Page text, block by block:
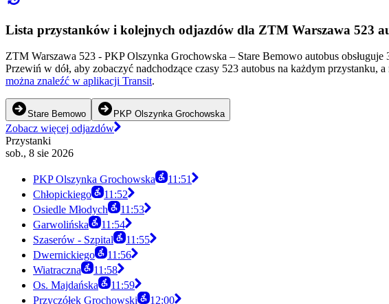
Lista przystanków i kolejnych odjazdów dla ZTM Warszawa 523
ZTM Warszawa 523 - PKP Olszynka Grochowska – Stare Bemowo autobus
Przewiń w dół, aby zobaczyć nadchodzące czasy 523 autobus na każdym przystanku,
można znaleźć w aplikacji Transit.
Stare Bemowo PKP Olszynka Grochowska
Zobacz więcej odjazdów
Przystanki
sob., 8 sie 2026
PKP Olszynka Grochowska
11:51
Chłopickiego
11:52
Osiedle Młodych
11:53
Garwolińska
11:54
Szaserów - Szpital
11:55
Dwernickiego
11:56
Wiatraczna
11:58
Os. Majdańska
11:59
Przyczółek Grochowski
12:00